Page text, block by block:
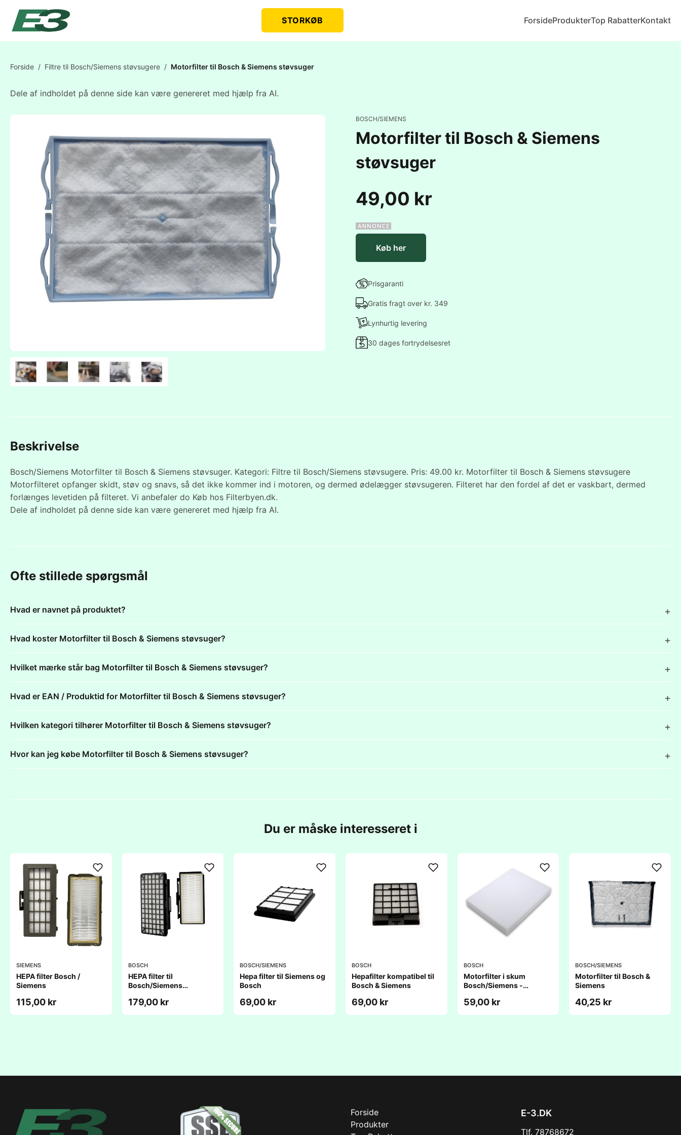
STORKØB ForsideProdukterTop RabatterKontakt
Forside / Filtre til Bosch/Siemens støvsugere / Motorfilter til Bosch & Siemens støvsuger
Dele af indholdet på denne side kan være genereret med hjælp fra AI.
BOSCH/SIEMENS
Motorfilter til Bosch & Siemens
støvsuger
49,00 kr
Køb her
Prisgaranti
Gratis fragt over kr. 349
Lynhurtig levering
30 dages fortrydelsesret
Beskrivelse
Bosch/Siemens Motorfilter til Bosch & Siemens støvsuger. Kategori: Filtre til Bosch/Siemens støvsugere. Pris: 49.00 kr. Motorfilter til Bosch & Siemens støvsugere
Motorfilteret opfanger skidt, støv og snavs, så det ikke kommer ind i motoren, og dermed ødelægger støvsugeren. Filteret har den fordel af det er vaskbart, dermed
forlænges levetiden på filteret. Vi anbefaler do Køb hos Filterbyen.dk.
Dele af indholdet på denne side kan være genereret med hjælp fra AI.
Ofte stillede spørgsmål
Hvad er navnet på produktet?
Hvad koster Motorfilter til Bosch & Siemens støvsuger?
Hvilket mærke står bag Motorfilter til Bosch & Siemens støvsuger?
Hvad er EAN / Produktid for Motorfilter til Bosch & Siemens støvsuger?
Hvilken kategori tilhører Motorfilter til Bosch & Siemens støvsuger?
Hvor kan jeg købe Motorfilter til Bosch & Siemens støvsuger?
Du er måske interesseret i
SIEMENS
HEPA filter Bosch /
Siemens
115,00 kr
BOSCH
HEPA filter til
Bosch/Siemens
179,00 kr
BOSCH/SIEMENS
Hepa filter til Siemens og
Bosch
69,00 kr
BOSCH
Hepafilter kompatibel til
Bosch & Siemens
69,00 kr
BOSCH
Motorfilter i skum
Bosch/Siemens -
59,00 kr
BOSCH/SIEMENS
Motorfilter til Bosch &
Siemens
40,25 kr
Forside
Produkter
E-3.DK
Tlf. 78768672